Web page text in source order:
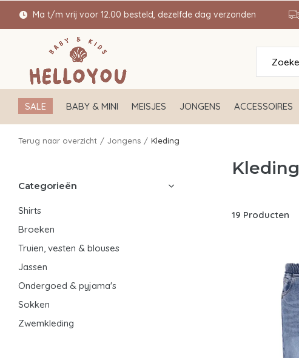
SALE BABY & MINI MEISJES JONGENS ACCESSOIRES
Ma t/m vrij voor 12.00 besteld, dezelfde dag verzonden
Terug naar overzicht Jongens Kleding
Kleding
19 Producten
Categorieën
Shirts
Broeken
Truien, vesten & blouses
Jassen
Ondergoed & pyjama's
Sokken
Zwemkleding